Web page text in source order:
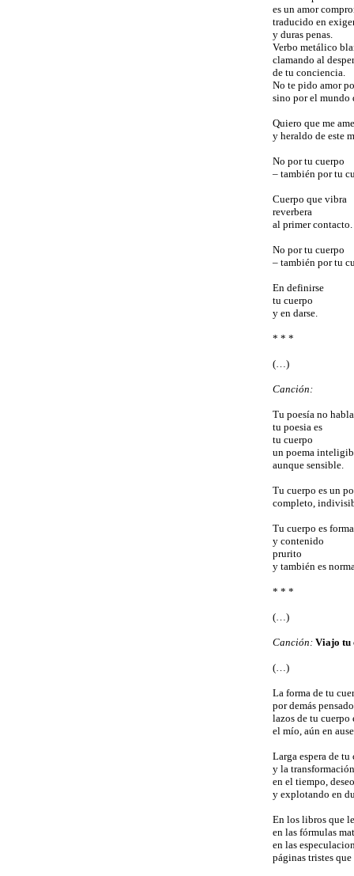
es un amor
traducido en
y duras penas.
Verbo metálico
clamando al
de tu conciencia.
No te pido amor
sino por el mundo
Quiero que me
y heraldo de este
No por tu cuerpo
– también por tu
Cuerpo que vibra
reverbera
al primer contacto.
No por tu cuerpo
– también por tu
En definirse
tu cuerpo
y en darse.
* * *
(…)
Canción:
Tu poesía no
tu poesia es
tu cuerpo
un poema
aunque sensible.
Tu cuerpo es un
completo,
Tu cuerpo es forma
y contenido
prurito
y también es
* * *
(…)
Canción: Viajo tu
(…)
La forma de tu
por demás
lazos de tu
el mío, aún en
Larga espera de tu
y la
en el tiempo,
y explotando en
En los libros que
en las fórmulas
en las
páginas tristes